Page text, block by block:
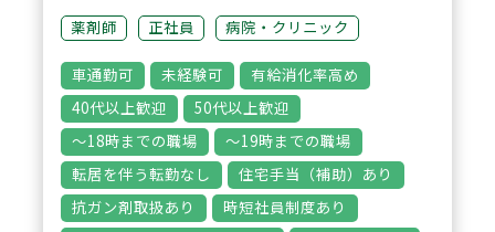
制です。
POINT3
キャリアチェンジにも柔軟に対応
いただけます。
薬局のエリア長から営業職へ転向
薬剤師 正社員 病院・クリニック
車通勤可 未経験可
有給消化率高め
40代以上歓迎
50代以上歓迎
～18時までの職場
～19時までの職場
転居を伴う転勤なし
住宅手当（補助）あり
抗ガン剤取扱あり
時短社員制度あり